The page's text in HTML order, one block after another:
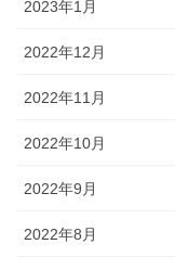
2023年1月
2022年12月
2022年11月
2022年10月
2022年9月
2022年8月